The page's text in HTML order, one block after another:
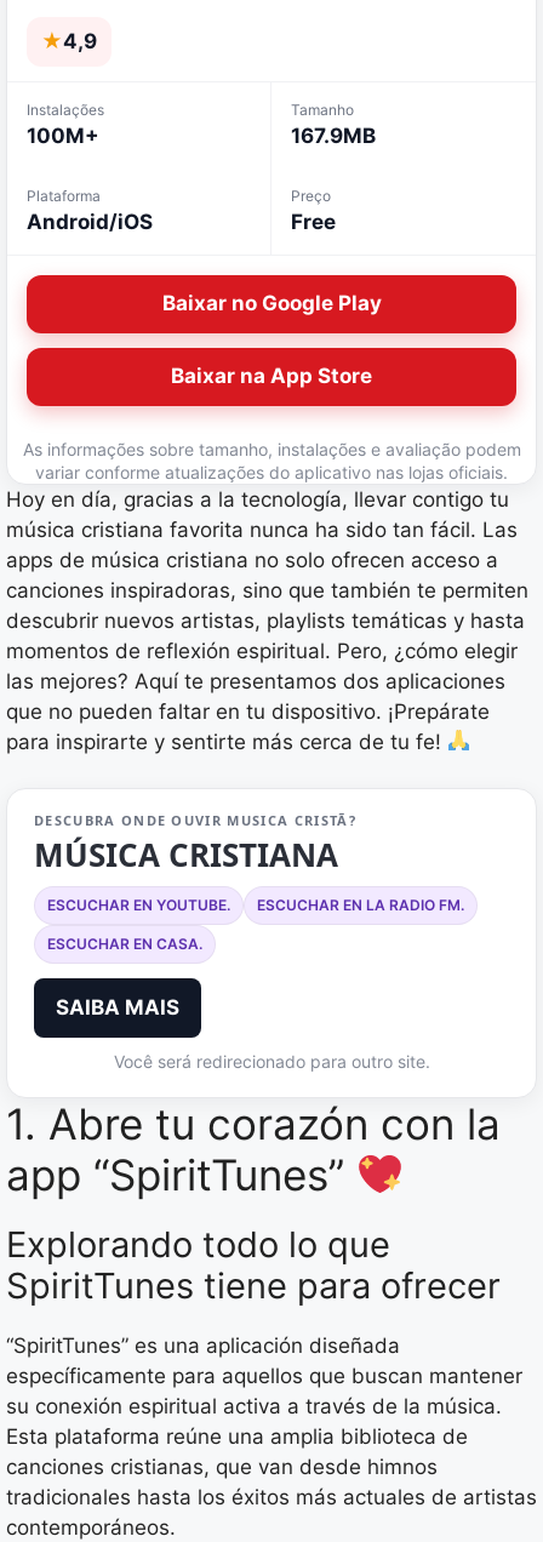
★4,9
Instalações
100M+
Tamanho
167.9MB
Plataforma
Android/iOS
Preço
Free
Baixar no Google Play
Baixar na App Store
As informações sobre tamanho, instalações e avaliação podem
variar conforme atualizações do aplicativo nas lojas oficiais.
Hoy en día, gracias a la tecnología, llevar contigo tu
música cristiana favorita nunca ha sido tan fácil. Las
apps de música cristiana no solo ofrecen acceso a
canciones inspiradoras, sino que también te permiten
descubrir nuevos artistas, playlists temáticas y hasta
momentos de reflexión espiritual. Pero, ¿cómo elegir
las mejores? Aquí te presentamos dos aplicaciones
que no pueden faltar en tu dispositivo. ¡Prepárate
para inspirarte y sentirte más cerca de tu fe!
DESCUBRA ONDE OUVIR MUSICA CRISTÃ?
MÚSICA CRISTIANA
ESCUCHAR EN YOUTUBE. ESCUCHAR EN LA RADIO FM.
ESCUCHAR EN CASA.
SAIBA MAIS
Você será redirecionado para outro site.
1. Abre tu corazón con la
app “SpiritTunes”
Explorando todo lo que
SpiritTunes tiene para ofrecer
“SpiritTunes” es una aplicación diseñada
específicamente para aquellos que buscan mantener
su conexión espiritual activa a través de la música.
Esta plataforma reúne una amplia biblioteca de
canciones cristianas, que van desde himnos
tradicionales hasta los éxitos más actuales de artistas
contemporáneos.